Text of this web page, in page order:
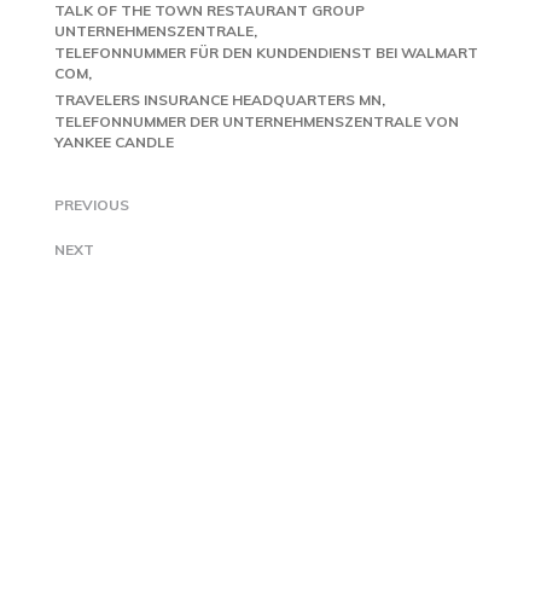
TALK OF THE TOWN RESTAURANT GROUP
UNTERNEHMENSZENTRALE
TELEFONNUMMER FÜR DEN KUNDENDIENST BEI WALMART
COM
TRAVELERS INSURANCE HEADQUARTERS MN
TELEFONNUMMER DER UNTERNEHMENSZENTRALE VON
YANKEE CANDLE
PREVIOUS
NEXT